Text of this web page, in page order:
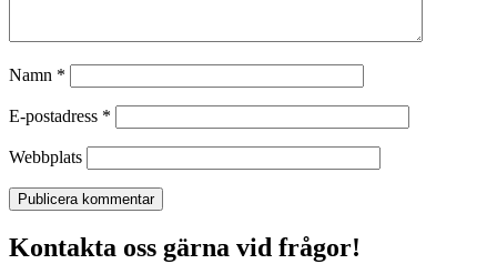
Namn *
E-postadress *
Webbplats
Kontakta oss gärna vid frågor!